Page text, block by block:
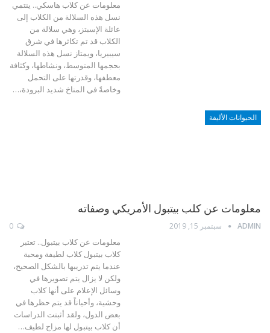
معلومات عن كلاب هاسكي.. ينتمي
نسل هذه السلالة من الكلاب إلى
عائلة الإسبتز، وهي سلالة من
الكلاب قد تم تكاثرها في شرق
سيبيريا، ويمتاز نسل هذه السلالة
بحجمها المتوسط، ونشاطها، وكثافة
معطفها، وقدرتها على التحمل
وخاصةً في المناخ شديد البرودة،…
الحيوانات الأليفة
معلومات عن كلب بيتبول الأمريكي وصفاته
ADMIN سبتمبر 15, 2019
معلومات عن كلاب بيتبول.. تعتبر
كلاب بيتبول كلاب لطيفة ومحبة
عندما يتم تدريبها بالشكل الصحيح،
ولكن لا يزال يتم تصويرها في
وسائل الإعلام على أنها كلاب
وحشية، وأحياناً قد يتم حظرها في
بعض الدول، ولقد أثبتت الدراسات
أن كلاب بيتبول لها مزاج لطيف…